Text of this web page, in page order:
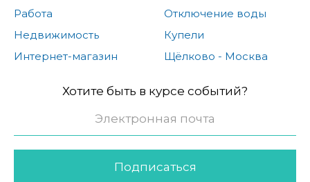
Работа
Недвижимость
Интернет-магазин
Отключение воды
Купели
Щёлково - Москва
Хотите быть в курсе событий?
Подписаться